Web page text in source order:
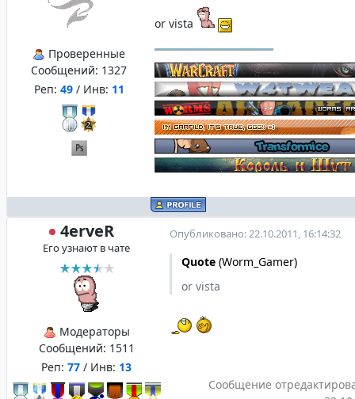
Проверенные
Сообщений: 1327
Реп: 49/ Инв: 11
or vista
4erveR
Его узнают в чате
Модераторы
Сообщений: 1511
Реп: 77 / Инв: 13
Опубликовано: 22.10.2011, 16:14:32
Quote (Worm_Gamer)
or vista
Сообщение